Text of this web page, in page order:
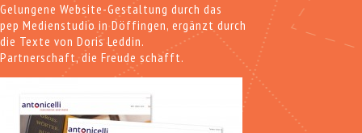
Gelungene Website-Gestaltung durch das
pep Medienstudio in Döffingen, ergänzt durch
die Texte von Doris Leddin.
Partnerschaft, die Freude schafft.